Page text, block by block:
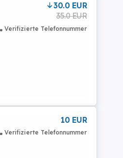
30.0 EUR
35.0 EUR
Verifizierte Telefonnummer
10 EUR
Verifizierte Telefonnummer